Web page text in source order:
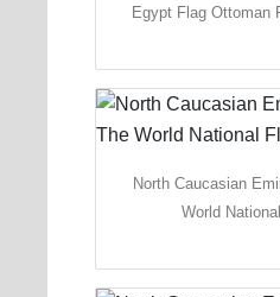
Egypt Flag Ottoman
North Caucasian
World